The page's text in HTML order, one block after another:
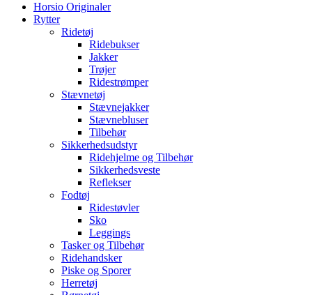
Horsio Originaler
Rytter
Ridetøj
Ridebukser
Jakker
Trøjer
Ridestrømper
Stævnetøj
Stævnejakker
Stævnebluser
Tilbehør
Sikkerhedsudstyr
Ridehjelme og Tilbehør
Sikkerhedsveste
Reflekser
Fodtøj
Ridestøvler
Sko
Leggings
Tasker og Tilbehør
Ridehandsker
Piske og Sporer
Herretøj